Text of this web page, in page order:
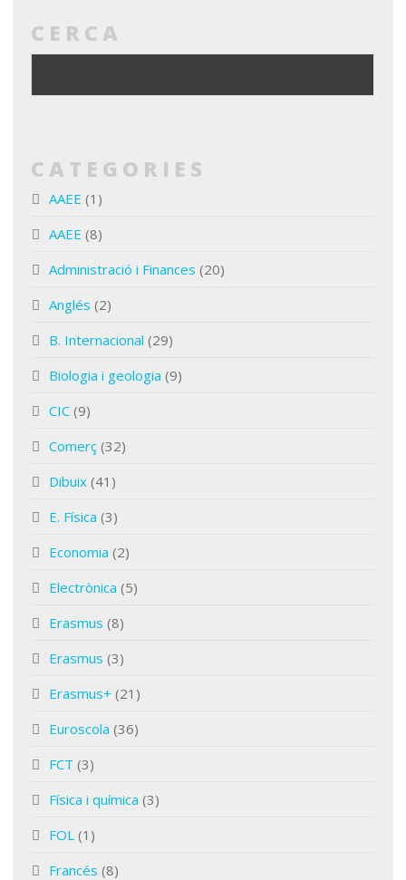
CERCA
CATEGORIES
AAEE (1)
AAEE (8)
Administració i Finances (20)
Anglés (2)
B. Internacional (29)
Biologia i geologia (9)
CIC (9)
Comerç (32)
Dibuix (41)
E. Física (3)
Economia (2)
Electrònica (5)
Erasmus (8)
Erasmus (3)
Erasmus+ (21)
Euroscola (36)
FCT (3)
Física i química (3)
FOL (1)
Francés (8)